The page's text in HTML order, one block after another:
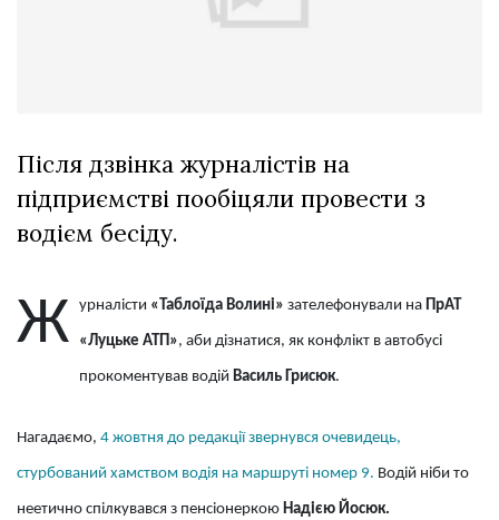
Персона
Лайф
Афіша
Контакти
Після дзвінка журналістів на
підприємстві пообіцяли провести з
водієм бесіду.
Ж урналісти «Таблоїда Волині» зателефонували на ПрАТ
«Луцьке АТП», аби дізнатися, як конфлікт в автобусі
прокоментував водій Василь Грисюк.
Нагадаємо, 4 жовтня до редакції звернувся очевидець,
стурбований хамством водія на маршруті номер 9. Водій ніби то
неетично спілкувався з пенсіонеркою Надією Йосюк.